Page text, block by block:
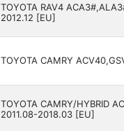
TOYOTA RAV4
2012.12 [EU]
TOYOTA CAMRY
TOYOTA CAMRY/HYBRID
201­1.08-2018.03 [EU]